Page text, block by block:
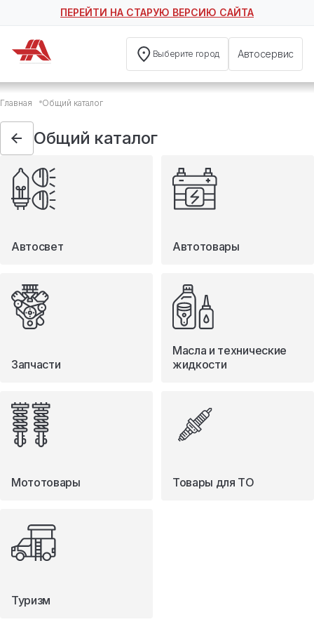
ПЕРЕЙТИ НА СТАРУЮ ВЕРСИЮ САЙТА
Выберите город Автосервис
Общий каталог
Автосвет
Автотовары
Запчасти
Масла и технические жидкости
Мототовары
Туризм
Главная Общий каталог
Общий каталог
Автосвет Автотовары
Запчасти
Масла и технические
жидкости
Мототовары Товары для ТО
Туризм